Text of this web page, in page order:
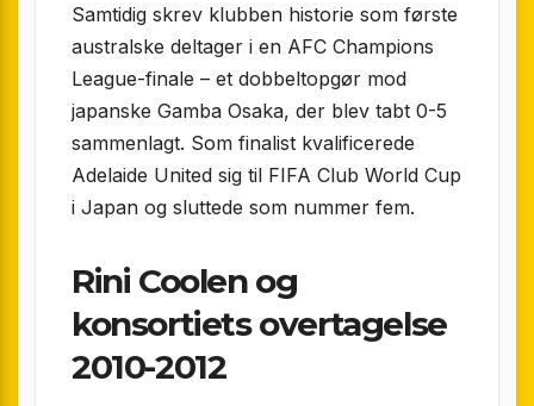
Samtidig skrev klubben historie som første
australske deltager i en AFC Champions
League-finale – et dobbeltopgør mod
japanske Gamba Osaka, der blev tabt 0-5
sammenlagt. Som finalist kvalificerede
Adelaide United sig til FIFA Club World Cup
i Japan og sluttede som nummer fem.
Rini Coolen og
konsortiets overtagelse
2010-2012